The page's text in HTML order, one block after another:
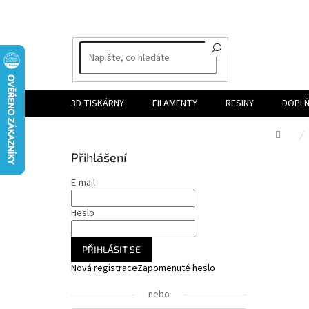
3D TISKÁRNY FILAMENTY RESINY
Domů
Přihlášení
E-mail
Heslo
PŘIHLÁSIT SE
Nová registraceZapomenuté heslo
nebo